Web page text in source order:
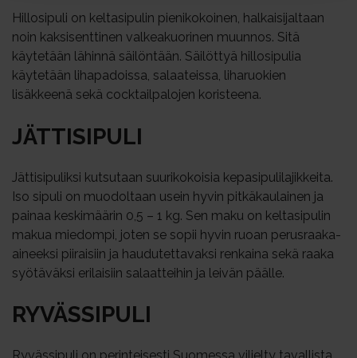
Hillosipuli on keltasipulin pienikokoinen, halkaisijaltaan
noin kaksisenttinen valkeakuorinen muunnos. Sitä
käytetään lähinnä säilöntään. Säilöttyä hillosipulia
käytetään lihapadoissa, salaateissa, liharuokien
lisäkkeenä sekä cocktailpalojen koristeena.
JÄT­TI­SI­PU­LI
Jättisipuliksi kutsutaan suurikokoisia kepasipulilajikkeita.
Iso sipuli on muodoltaan usein hyvin pitkäkaulainen ja
painaa keskimäärin 0,5 – 1 kg. Sen maku on keltasipulin
makua miedompi, joten se sopii hyvin ruoan perusraaka-
aineeksi piiraisiin ja haudutettavaksi renkaina sekä raaka
syötäväksi erilaisiin salaatteihin ja leivän päälle.
RY­VÄS­SI­PU­LI